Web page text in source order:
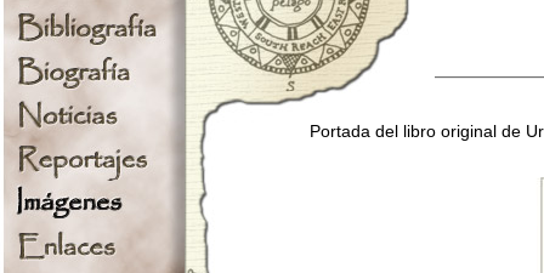
Portada del libro original de